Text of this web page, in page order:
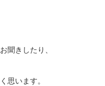
聞きしたり、
思います。